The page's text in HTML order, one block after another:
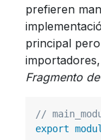
prefieren
principal
Fragmento
//
export